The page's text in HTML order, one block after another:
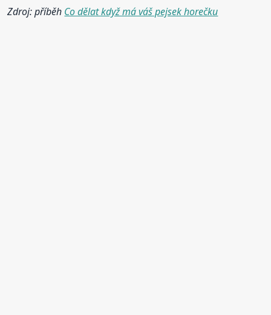
Zdroj: příběh Co dělat když má váš pejsek horečku